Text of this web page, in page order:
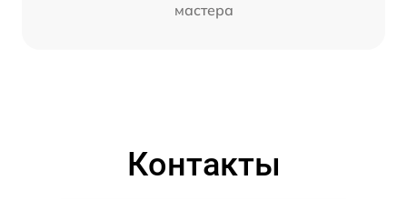
мастера
Контакты